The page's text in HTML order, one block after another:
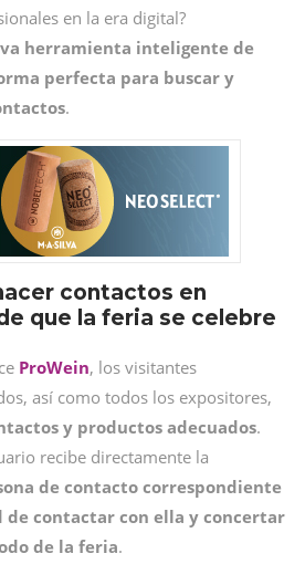
en la era digital?
herramienta inteligente de
perfecta para buscar y
.
contactos en
que la feria se celebre
ProWein, los visitantes
así como todos los expositores,
y productos adecuados.
recibe directamente la
de contacto correspondiente
contactar con ella y concertar
de la feria.